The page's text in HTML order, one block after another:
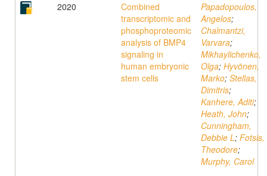
2020
Combined
transcriptomic and
phosphoproteomic
analysis of BMP4
signaling in
human embryonic
stem cells
Papadopoulos,
Angelos;
Chalmantzi,
Varvara;
Mikhaylichenko,
Olga; Hyvönen,
Marko; Stellas,
Dimitris;
Kanhere, Aditi;
Heath, John;
Cunningham,
Debbie L; Fotsis,
Theodore;
Murphy, Carol